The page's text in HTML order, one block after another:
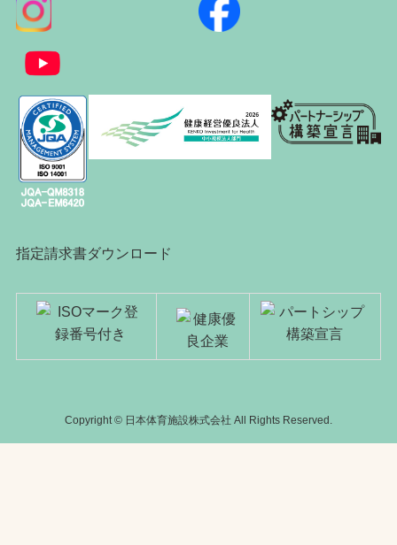
指定請求書ダウンロード
Copyright © 日本体育施設株式会社 All Rights Reserved.